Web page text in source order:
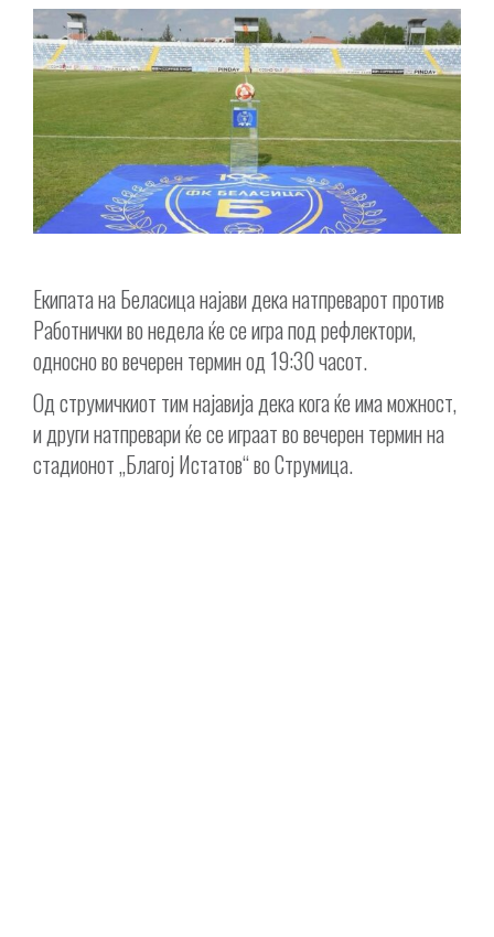
Екипата на Беласица најави дека натпреварот против
Работнички во недела ќе се игра под рефлектори,
односно во вечерен термин од 19:30 часот.
Од струмичкиот тим најавија дека кога ќе има можност,
и други натпревари ќе се играат во вечерен термин на
стадионот „Благој Истатов“ во Струмица.